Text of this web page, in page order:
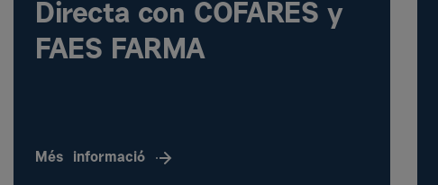
Directa con COFARES y
FAES FARMA
Més informació